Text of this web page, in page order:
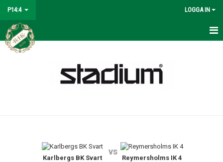
P14:4 LOGGA IN
HEM
BILDGALLERIKarlbergs BK Svart
vs
Reymersholms IK 4